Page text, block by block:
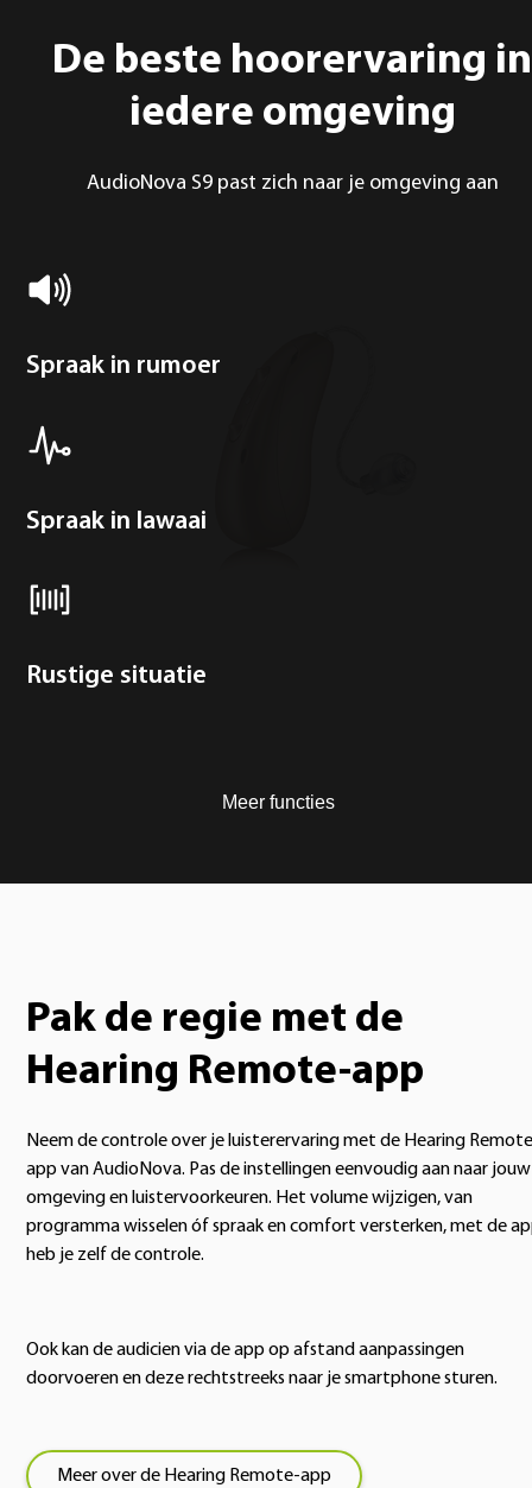
De beste hoorervaring in
iedere omgeving
AudioNova S9 past zich naar je omgeving aan
Spraak in rumoer
Spraak in lawaai
Rustige situatie
Meer functies
Pak de regie met de
Hearing Remote-app
Neem de controle over je luisterervaring met de Hearing
app van AudioNova. Pas de instellingen eenvoudig aan naar jouw
omgeving en luistervoorkeuren. Het volume wijzigen, van
programma wisselen óf spraak en comfort versterken, met de
heb je zelf de controle.
Ook kan de audicien via de app op afstand aanpassingen
doorvoeren en deze rechtstreeks naar je smartphone sturen.
Meer over de Hearing Remote-app